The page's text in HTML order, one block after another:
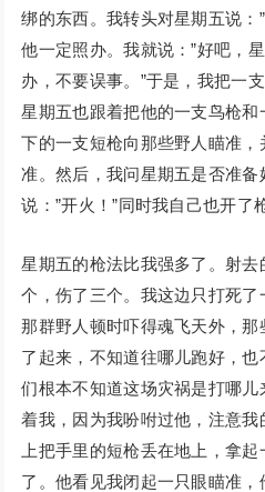
绑的东西。我转头对星期五说：
他一定照办。我就说：”好吧，
办，不要误事。”于是，我把一
星期五也跟着把他的一支鸟枪和
下的一支短枪向那些野人瞄准
准。然后，我问星期五是否准备
说：”开火！”同时我自己也开了
星期五的枪法比我强多了。射
个，伤了三个。我这边只打死了
那群野人顿时吓得魂飞天外，
了起来，不知道往哪儿跑好，
们根本不知道这场灾祸是打哪
着我，因为我吩咐过他，注意
上把手里的短枪丢在地上，拿
了。他看见我闭起一只眼瞄准，